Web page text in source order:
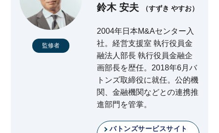
監修者
鈴木 安夫 （すずき やすお）
2004年日本M&Aセンター入
社。経営支援室 執行役員金
融法人部長 執行役員金融企
画部長を歴任。2018年6月バ
トンズ取締役に就任。公的機
関、金融機関などとの連携推
進部門を管掌。
バトンズサービスサイト